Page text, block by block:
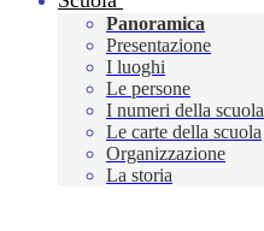
Panoramica
Presentazione
I luoghi
Le persone
I numeri della scuola
Le carte della scuola
Organizzazione
La storia